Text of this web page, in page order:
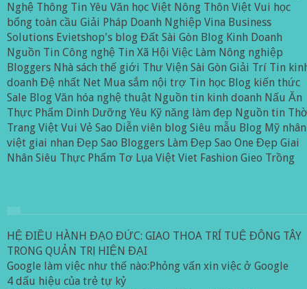
Nghệ Thông Tin Yêu Văn học Việt Nông Thôn Việt Vui học
bổng toàn cầu Giải Pháp Doanh Nghiệp Vina Business
Solutions Evietshop's blog Đất Sài Gòn Blog Kinh Doanh
Nguồn Tin Công nghệ Tin Xã Hội Việc Làm Nông nghiệp
Bloggers Nhà sách thế giới Thư Viện Sài Gòn Giải Trí Tin
doanh Đệ nhất Net Mua sắm nội trợ Tin học Blog kiến thức
Sale Blog Văn hóa nghệ thuật Nguồn tin kinh doanh Nấu Ăn
Thực Phẩm Dinh Dưỡng Yêu Kỹ năng làm đẹp Nguồn tin
Trang Việt Vui Vẻ Sao Diễn viên blog Siêu mẫu Blog Mỹ nhân
việt giai nhan Đẹp Sao Bloggers Làm Đẹp Sao One Đẹp Giai
Nhân Siêu Thực Phẩm Tơ Lụa Việt Viet Fashion Gieo Trồng
HỆ ĐIỀU HÀNH ĐẠO ĐỨC: GIAO THOA TRÍ TUỆ ĐÔNG TÂY
TRONG QUẢN TRỊ HIỆN ĐẠI
Google làm việc như thế nào:Phỏng vấn xin việc ở Google
4 dấu hiệu của trẻ tự kỷ